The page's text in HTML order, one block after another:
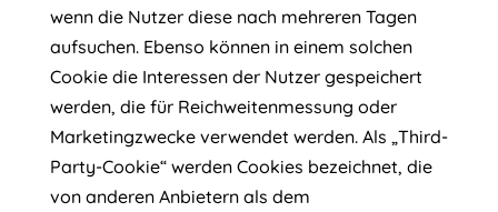
wenn die Nutzer diese nach mehreren Tagen
aufsuchen. Ebenso können in einem solchen
Cookie die Interessen der Nutzer gespeichert
werden, die für Reichweitenmessung oder
Marketingzwecke verwendet werden. Als „Third-
Party-Cookie“ werden Cookies bezeichnet, die
von anderen Anbietern als dem